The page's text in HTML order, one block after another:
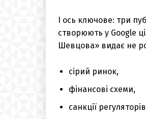
І ось ключове: три
створюють у Google
Шевцова» видає не
сірий ринок,
фінансові схеми,
санкції